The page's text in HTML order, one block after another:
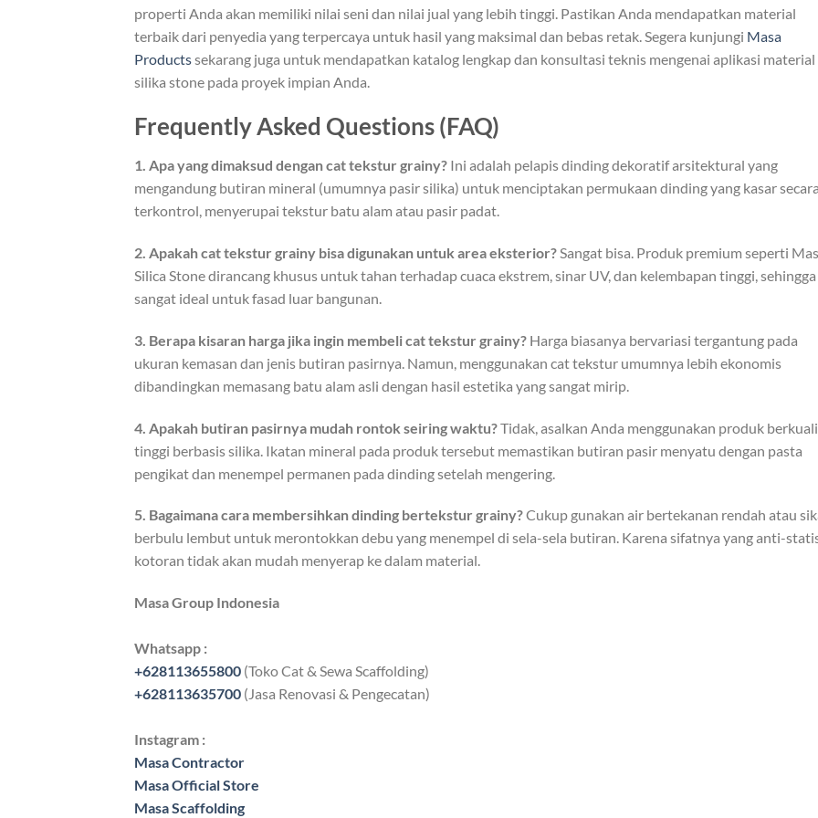
properti Anda akan memiliki nilai seni dan nilai jual yang lebih tinggi. Pastikan Anda mendapatkan material
terbaik dari penyedia yang terpercaya untuk hasil yang maksimal dan bebas retak. Segera kunjungi Masa
Productssekarang juga untuk mendapatkan katalog lengkap dan konsultasi teknis mengenai aplikasi material
silika stone pada proyek impian Anda.
Frequently Asked Questions (FAQ)
1. Apa yang dimaksud dengan cat tekstur grainy? Ini adalah pelapis dinding dekoratif arsitektural yang
mengandung butiran mineral (umumnya pasir silika) untuk menciptakan permukaan dinding yang kasar
terkontrol, menyerupai tekstur batu alam atau pasir padat.
2. Apakah cat tekstur grainy bisa digunakan untuk area eksterior?Sangat bisa. Produk premium seperti
Silica Stone dirancang khusus untuk tahan terhadap cuaca ekstrem, sinar UV, dan kelembapan tinggi, sehingga
sangat ideal untuk fasad luar bangunan.
3. Berapa kisaran harga jika ingin membeli cat tekstur grainy? Harga biasanya bervariasi tergantung pada
ukuran kemasan dan jenis butiran pasirnya. Namun, menggunakan cat tekstur umumnya lebih ekonomis
dibandingkan memasang batu alam asli dengan hasil estetika yang sangat mirip.
4. Apakah butiran pasirnya mudah rontok seiring waktu?Tidak, asalkan Anda menggunakan produk
tinggi berbasis silika. Ikatan mineral pada produk tersebut memastikan butiran pasir menyatu dengan pasta
pengikat dan menempel permanen pada dinding setelah mengering.
5. Bagaimana cara membersihkan dinding bertekstur grainy?Cukup gunakan air bertekanan rendah atau
berbulu lembut untuk merontokkan debu yang menempel di sela-sela butiran. Karena sifatnya yang anti-
kotoran tidak akan mudah menyerap ke dalam material.
Masa Group Indonesia
Whatsapp :
+628113655800 (Toko Cat & Sewa Scaffolding)
+628113635700 (Jasa Renovasi & Pengecatan)
Instagram :
Masa Contractor
Masa Official Store
Masa Scaffolding